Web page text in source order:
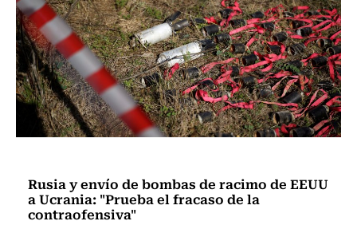
Rusia y envío de bombas de racimo de EEUU
a Ucrania: "Prueba el fracaso de la
contraofensiva"